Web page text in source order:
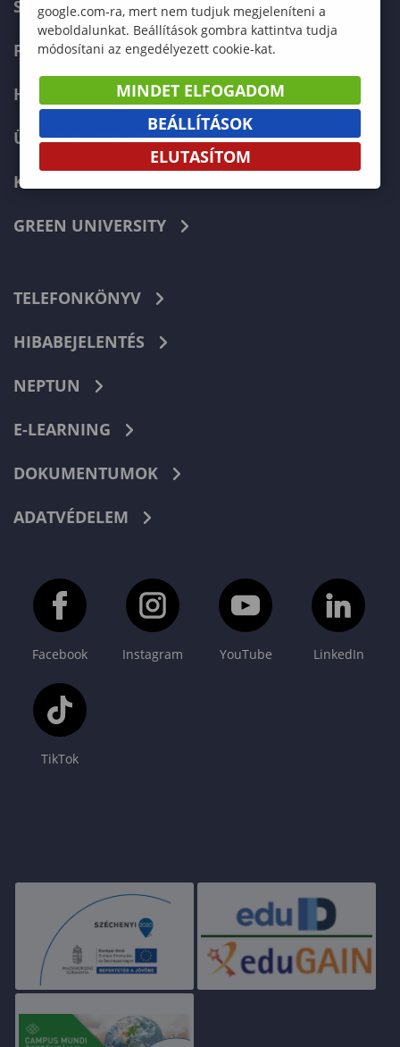
SZERVEZETI FELÉPÍTÉS
FELVÉTELIZŐKNEK
HALLGATÓKNAK
ÜZLETI PARTNEREKNEK
KARRIER
GREEN UNIVERSITY
TELEFONKÖNYV
HIBABEJELENTÉS
NEPTUN
E-LEARNING
DOKUMENTUMOK
ADATVÉDELEM
Facebook Instagram YouTube LinkedIn
TikTok
google.com-ra, mert nem tudjuk megjeleníteni a
weboldalunkat. Beállítások gombra kattintva tudja
módosítani az engedélyezett cookie-kat.
MINDET ELFOGADOM
BEÁLLÍTÁSOK
ELUTASÍTOM